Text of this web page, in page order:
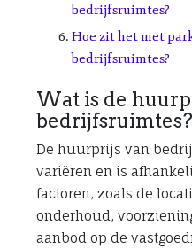
bedrijfsruimtes?
Hoe zit het met
bedrijfsruimtes?
Wat is de
bedrijfsruimtes?
De huurprijs van
variëren en is
factoren, zoals de
onderhoud,
aanbod op de